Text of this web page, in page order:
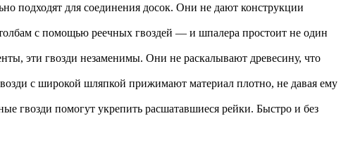
подходят для соединения досок. Они не дают конструкции
с помощью реечных гвоздей — и шпалера простоит не один
эти гвозди незаменимы. Они не раскалывают древесину, что
с широкой шляпкой прижимают материал плотно, не давая ему
гвозди помогут укрепить расшатавшиеся рейки. Быстро и без